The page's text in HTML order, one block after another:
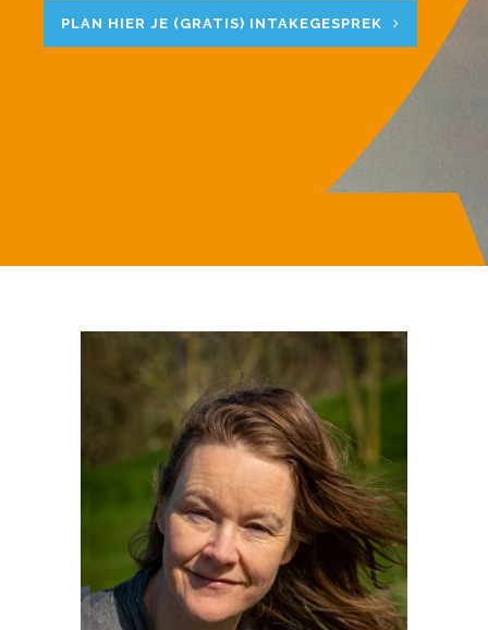
PLAN HIER JE (GRATIS) INTAKEGESPREK